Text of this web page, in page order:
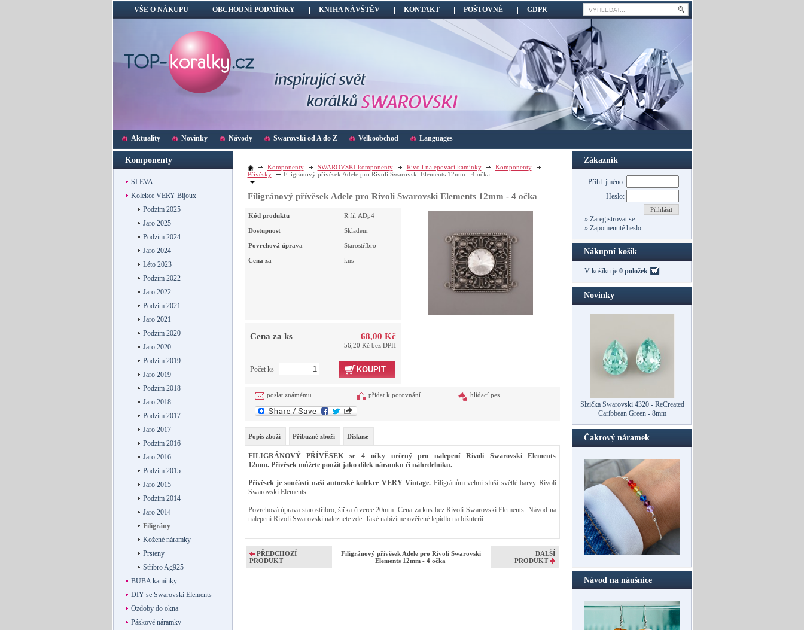
VŠE O NÁKUPU OBCHODNÍ PODMÍNKY KNIHA NÁVŠTĚV KONTAKT POŠTOVNÉ GDPR
Aktuality Novinky Návody Swarovski od A do Z Velkoobchod Languages
Komponenty
SLEVA
Kolekce VERY Bijoux
Podzim 2025
Jaro 2025
Podzim 2024
Jaro 2024
Léto 2023
Podzim 2022
Jaro 2022
Podzim 2021
Jaro 2021
Podzim 2020
Jaro 2020
Podzim 2019
Jaro 2019
Podzim 2018
Jaro 2018
Podzim 2017
Jaro 2017
Podzim 2016
Jaro 2016
Podzim 2015
Jaro 2015
Podzim 2014
Jaro 2014
Filigrány
Kožené náramky
Prsteny
Stříbro Ag925
BUBA kamínky
DIY se Swarovski Elements
Ozdoby do okna
Páskové náramky
Komponenty SWAROVSKI komponenty Rivoli nalepovací kamínky
Komponenty
Přívěsky
Filigránový přívěsek Adele pro Rivoli Swarovski Elements 12mm - 4 očka
Filigránový přívěsek Adele pro Rivoli Swarovski Elements 12mm - 4 očka
Kód produktu R fil ADp4
Dostupnost Skladem
Povrchová úprava Starostříbro
Cena za kus
Cena za ks 68,00 Kč
56,20 Kč bez DPH
Počet ks KOUPIT
poslat známému přidat k porovnání hlídací pes
Popis zboží Příbuzné zboží Diskuse
FILIGRÁNOVÝ PŘÍVĚSEK se 4 očky určený pro nalepení Rivoli Swarovski Elements
12mm. Přívěsek můžete použít jako dílek náramku či náhrdelníku.
Přívěsek je součástí naší autorské kolekce VERY Vintage. Filigránům velmi sluší světlé barvy Rivoli
Swarovski Elements.
Povrchová úprava starostříbro, šířka čtverce 20mm. Cena za kus bez Rivoli Swarovski Elements. Návod na
nalepení Rivoli Swarovski naleznete zde. Také nabízíme ověřené lepidlo na bižuterii.
PŘEDCHOZÍ
PRODUKT
Filigránový přívěsek Adele pro Rivoli Swarovski
Elements 12mm - 4 očka
DALŠÍ
PRODUKT
Zákazník
Přihl. jméno:
Heslo:
Přihlásit
»Zaregistrovat se
»Zapomenuté heslo
Nákupní košík
V košíku je 0 položek
Novinky
Slzička Swarovski 4320 - ReCreated
Caribbean Green - 8mm
Slzička Swarovski 4320 - ReCreated
Caribbean Green - 10mm
Čakrový náramek
Návod na náušnice